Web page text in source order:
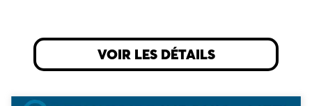
VOIR LES DÉTAILS